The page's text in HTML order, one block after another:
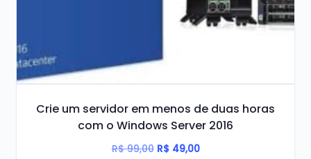
Crie um servidor em menos de duas horas
com o Windows Server 2016
R$99,00 O
R$ 49,00O